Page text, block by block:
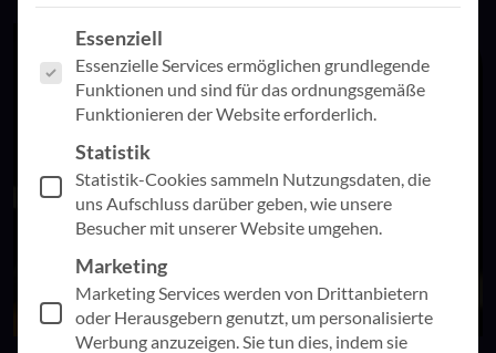
Es folgt eine Liste der Service-Gruppen, für die eine
Essenziell
Essenzielle Services ermöglichen grundlegende
Funktionen und sind für das ordnungsgemäße
Funktionieren der Website erforderlich.
Statistik
Statistik-Cookies sammeln Nutzungsdaten, die
uns Aufschluss darüber geben, wie unsere
Besucher mit unserer Website umgehen.
Marketing
Marketing Services werden von Drittanbietern
oder Herausgebern genutzt, um personalisierte
Werbung anzuzeigen. Sie tun dies, indem sie